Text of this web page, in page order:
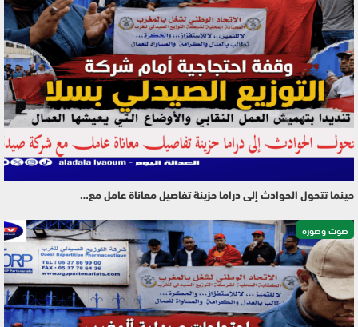
حينما تتحول الحوادث إلى دراما حزينة تفاصيل معاناة عامل مع…
صوت وصورة